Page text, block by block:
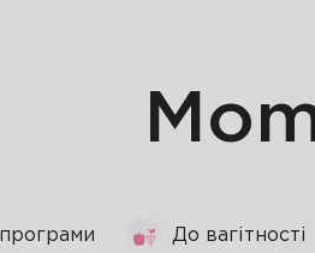
програми До вагітності